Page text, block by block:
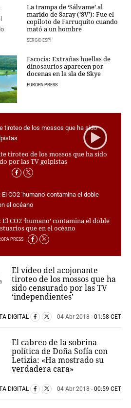
La trampa de ‘Sálvame’ al
marido de Saray (‘SV’): Fue el
copiloto de Farruquito cuando
mató a un hombre
SERGIO ESPÍ
Escocia: Extrañas huellas de
dinosaurios aparecen por
docenas en la sla de Skye
EUROPA PRESS
tiroteo de los mossos que ha sido
por las TV golpistas
CO2 ‘humano’ contamina el doble
que en el océano
PRESS
El vídeo del acojonante
tiroteo de los mossos que ha
sido censurado por las TV
‘independientes’
DIGITAL 04 Abr 2018 - 01:58 CET
El cabreo de la sobrina
política de Doña Sofía con
Letizia: «Ha mostrado su
verdadera cara»
DIGITAL 04 Abr 2018 - 00:59 CET